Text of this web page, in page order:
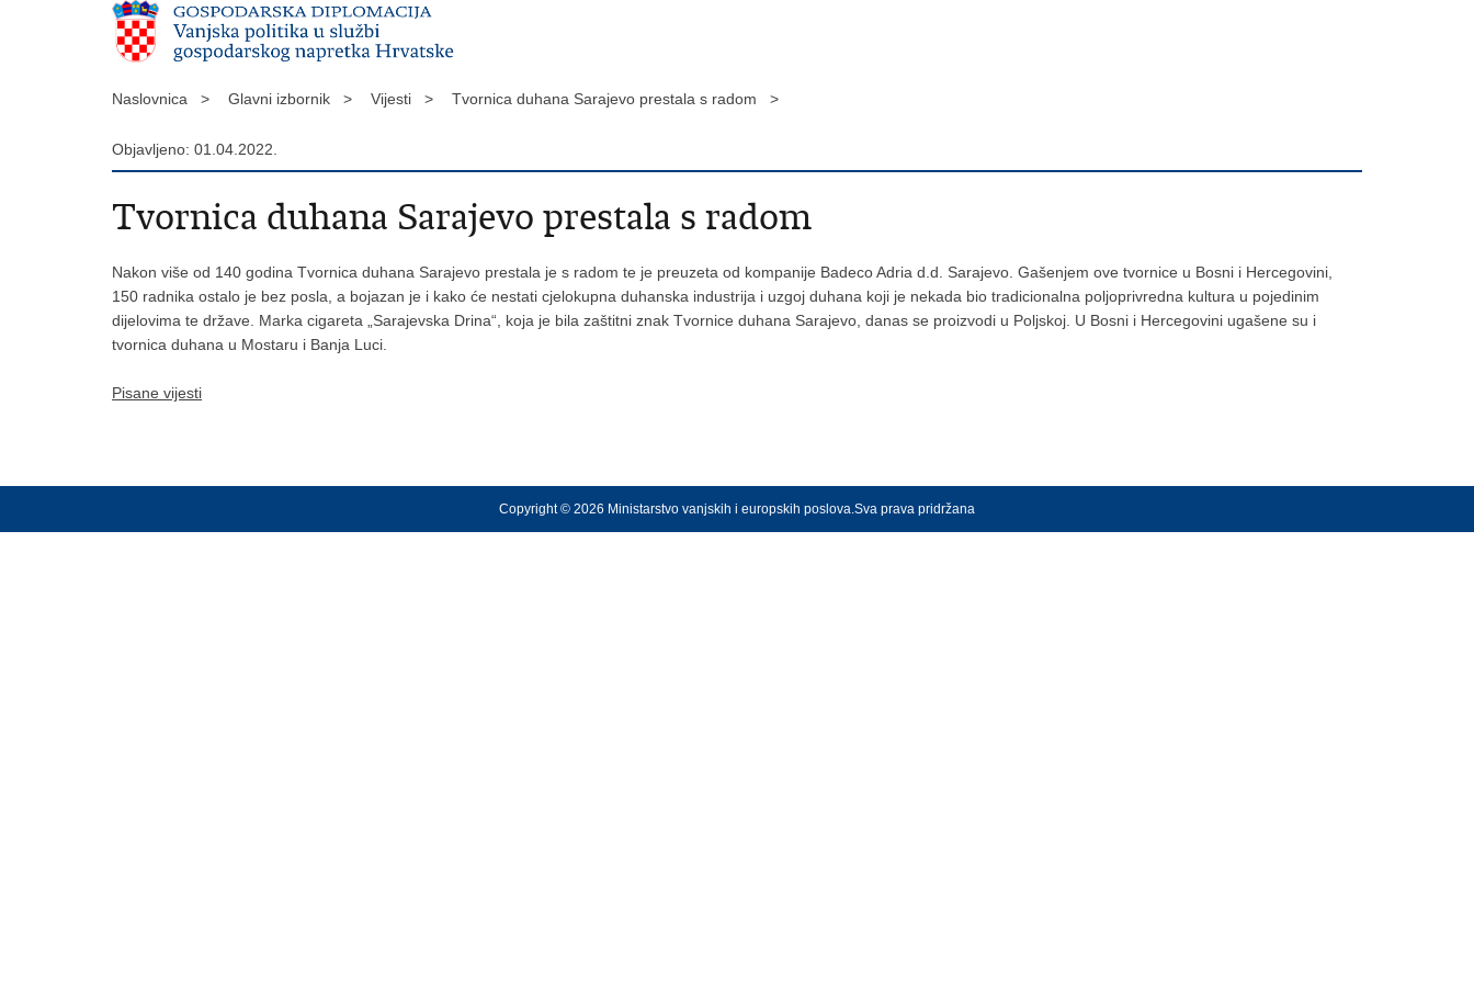
Naslovnica > Glavni izbornik > Vijesti > Tvornica duhana Sarajevo prestala s radom >
Objavljeno: 01.04.2022.
Tvornica duhana Sarajevo prestala s radom
Nakon više od 140 godina Tvornica duhana Sarajevo prestala je s radom te je preuzeta od kompanije Badeco Adria d.d. Sarajevo. Gašenjem ove tvornice u Bosni i Hercegovini,
150 radnika ostalo je bez posla, a bojazan je i kako će nestati cjelokupna duhanska industrija i uzgoj duhana koji je nekada bio tradicionalna poljoprivredna kultura u pojedinim
dijelovima te države. Marka cigareta „Sarajevska Drina“, koja je bila zaštitni znak Tvornice duhana Sarajevo, danas se proizvodi u Poljskoj. U Bosni i Hercegovini ugašene su i
tvornica duhana u Mostaru i Banja Luci.
Pisane vijesti
Copyright © 2026 Ministarstvo vanjskih i europskih poslova.Sva prava pridržana